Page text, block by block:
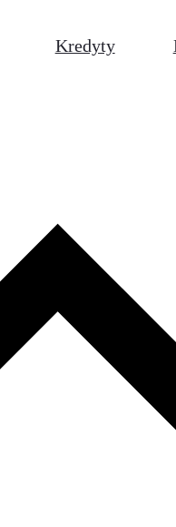
Kredyty